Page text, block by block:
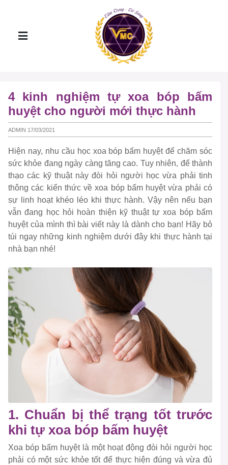
4 kinh nghiệm tự xoa bóp bấm
huyệt cho người mới thực hành
ADMIN 17/03/2021
Hiện nay, nhu cầu học xoa bóp bấm huyệt để chăm sóc
sức khỏe đang ngày càng tăng cao. Tuy nhiên, để thành
thạo các kỹ thuật này đòi hỏi người học vừa phải tinh
thông các kiến thức về xoa bóp bấm huyệt vừa phải có
sự linh hoạt khéo léo khi thực hành. Vậy nên nếu bạn
vẫn đang học hỏi hoàn thiện kỹ thuật tự xoa bóp bấm
huyệt của mình thì bài viết này là dành cho bạn! Hãy bỏ
túi ngay những kinh nghiệm dưới đây khi thực hành tại
nhà bạn nhé!
1. Chuẩn bị thể trạng tốt trước
khi tự xoa bóp bấm huyệt
Xoa bóp bấm huyệt là một hoạt động đòi hỏi người học
phải có một sức khỏe tốt để thực hiện đúng và vừa đủ